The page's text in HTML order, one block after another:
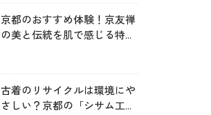
京都のおすすめ体験！京友禅
の美と伝統を肌で感じる特別
古着のリサイクルは環境にや
さしい？京都の「シサム工